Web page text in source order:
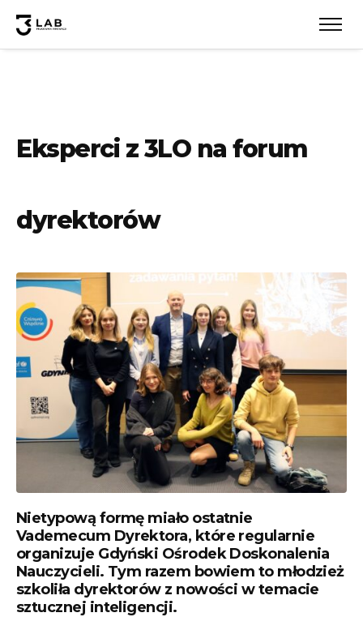
Eksperci z 3LO na forum
dyrektorów
Nietypową formę miało ostatnie
Vademecum Dyrektora, które regularnie
organizuje Gdyński Ośrodek Doskonalenia
Nauczycieli. Tym razem bowiem to młodzież
szkoliła dyrektorów z nowości w temacie
sztucznej inteligencji.